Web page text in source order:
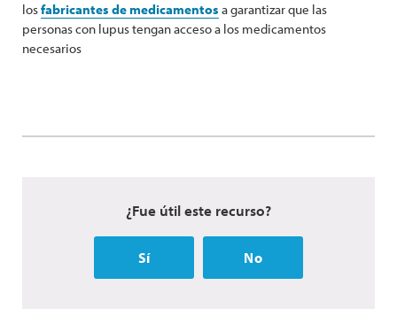
losfabricantes de medicamentos a garantizar que las
personas con lupus tengan acceso a los medicamentos
necesarios
¿Fue útil este recurso?
Sí No